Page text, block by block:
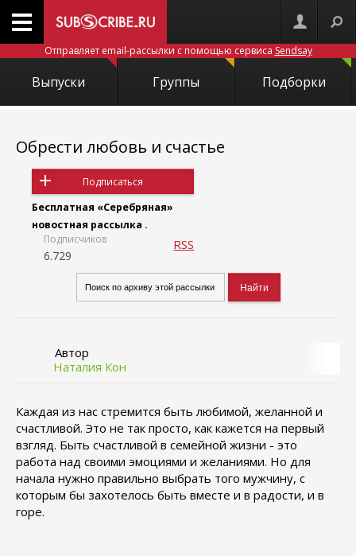
Отправляет email-рассылки с помощью сервиса Sendsay
Выпуски Группы Подборки
Обрести любовь и счастье
Подписаться
Бесплатная «Серебряная»
новостная рассылка .
Подписчиков
6.729
RSS
Автор
Наталия Кон
Каждая из нас стремится быть любимой, желанной и
счастливой. Это не так просто, как кажется на первый
взгляд. Быть счастливой в семейной жизни - это
работа над своими эмоциями и желаниями. Но для
начала нужно правильно выбрать того мужчину, с
которым бы захотелось быть вместе и в радости, и в
горе.